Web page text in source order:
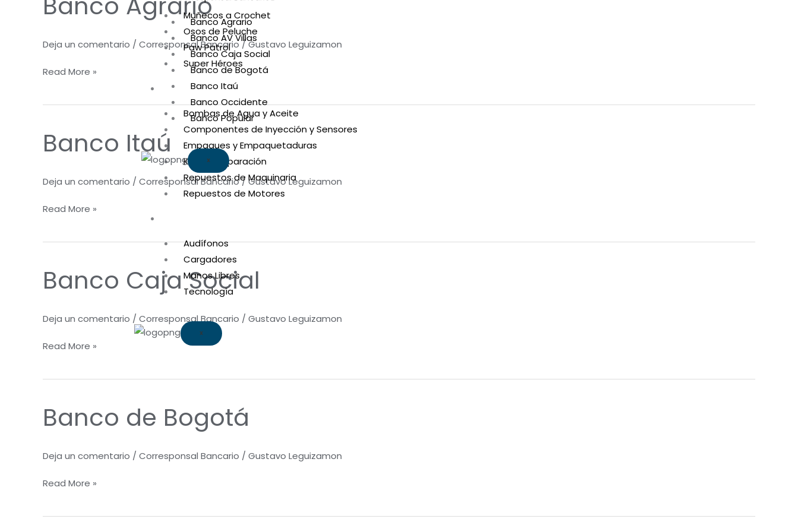
Banco Agrario
Banco AV Villas
Banco Caja Social
Banco de Bogotá
Banco Itaú
Banco Occidente
Banco Popular
X
Muñecos a Crochet
Osos de Peluche
Paw Patrol
Super Héroes
Repuestos
Bombas de Agua y Aceite
Componentes de Inyección y Sensores
Empaques y Empaquetaduras
Kits de Reparación
Repuestos de Maquinaria
Repuestos de Motores
Audífonos
Cargadores
Manos Libres
Tecnología
X
Deja un comentario / Corresponsal Bancario/Gustavo Leguizamon
Agrario
Read More »
Banco Itaú
Deja un comentario / Corresponsal Bancario/ Gustavo Leguizamon
Banco
Itaú
Read More »
Banco Caja Social
Deja un comentario / Corresponsal Bancario / Gustavo Leguizamon
Banco
Caja
Read More »
Banco de Bogotá
Deja un comentario / Corresponsal Bancario / Gustavo Leguizamon
Banco
de
Read More »